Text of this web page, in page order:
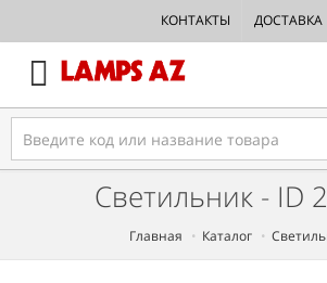
КОНТАКТЫ ДОСТАВКА
Светильник - ID
Главная Каталог